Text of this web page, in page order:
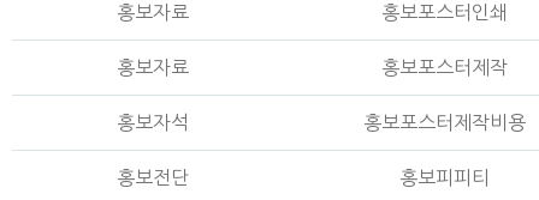
홍보자료 홍보포스터인쇄
홍보자료 홍보포스터제작
홍보자석 홍보포스터제작비용
홍보전단 홍보피피티